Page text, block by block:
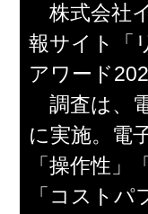
株式会社
報サイト「
アワード
調査は、
に実施。電
「操作性
「コスト